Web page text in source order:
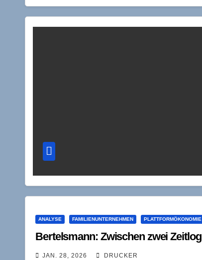
ANALYSE FAMILIENUNTERNEHMEN PLATTFORMÖKONOMIE
Bertelsmann: Zwischen zwei
JAN. 28, 2026 DRUCKER